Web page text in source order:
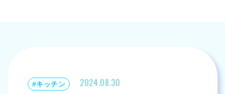
#キッチン 2024.08.30